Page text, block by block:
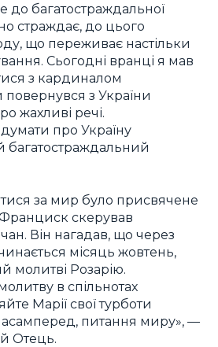
до багатостраждальної
страждає, до цього
що переживає настільки
Сьогодні вранці я мав
з кардиналом
з України
жахливі речі.
про Україну
багатостраждальний
за мир було присвячене
скерував
Він нагадав, що через
місяць жовтень,
молитві Розарію.
в спільнотах
Марії свої турботи
питання миру», —
Отець.